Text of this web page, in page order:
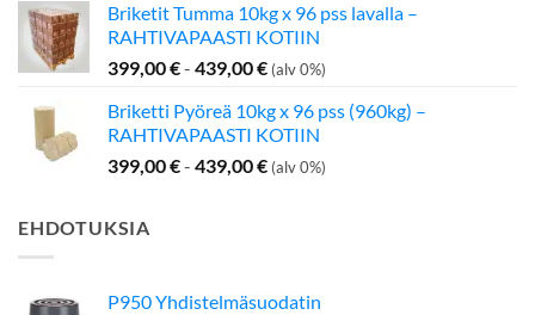
oli:
199,00 €.
on:
142,50 €.
Briketit Tumma 10kg x 96 pss lavalla –
RAHTIVAPAASTI KOTIIN
399,00€- 439,00€ (alv 0%)
Briketti Pyöreä 10kg x 96 pss (960kg) –
RAHTIVAPAASTI KOTIIN
399,00€- 439,00€ (alv 0%)
EHDOTUKSIA
P950 Yhdistelmäsuodatin